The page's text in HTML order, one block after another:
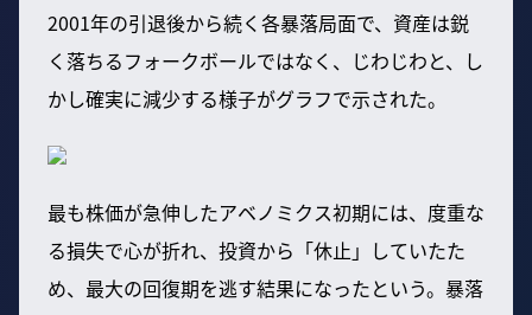
2001年の引退後から続く各暴落局面で、資産は鋭
く落ちるフォークボールではなく、じわじわと、し
かし確実に減少する様子がグラフで示された。
最も株価が急伸したアベノミクス初期には、度重な
る損失で心が折れ、投資から「休止」していたた
め、最大の回復期を逃す結果になったという。暴落